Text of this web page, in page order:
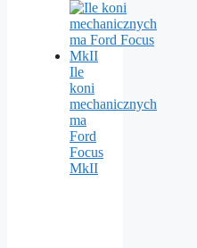
Ile
koni
mechanicznych
ma
Ford
Focus
MkII